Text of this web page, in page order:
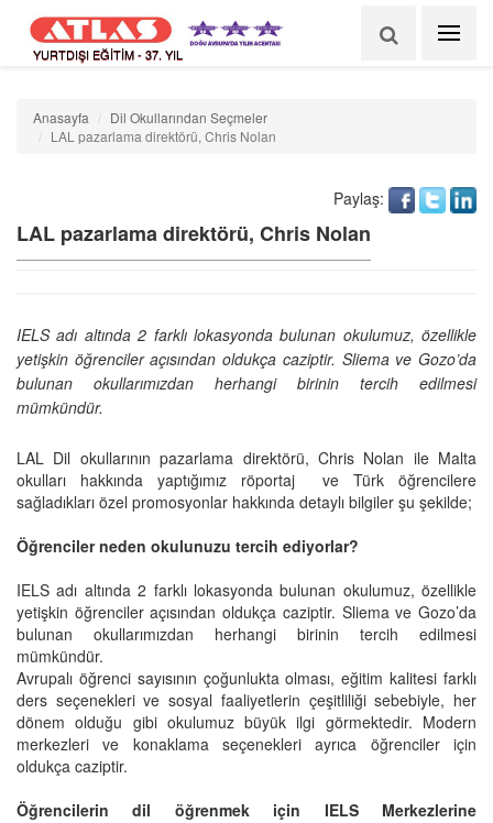
YURTDIŞI EĞİTİM - 37. YIL
Anasayfa
Dil Okullarından Seçmeler
LAL pazarlama direktörü, Chris Nolan
LAL pazarlama direktörü, Chris Nolan
Paylaş:
IELS adı altında 2 farklı lokasyonda bulunan okulumuz, özellikle
yetişkin öğrenciler açısından oldukça caziptir. Sliema ve Gozo’da
bulunan okullarımızdan herhangi birinin tercih edilmesi
mümkündür.
LAL Dil okullarının pazarlama direktörü, Chris Nolan ile Malta
okulları hakkında yaptığımız röportaj
ve Türk öğrencilere
sağladıkları özel promosyonlar hakkında detaylı bilgiler şu şekilde;
Öğrenciler neden okulunuzu tercih ediyorlar?
IELS adı altında 2 farklı lokasyonda bulunan okulumuz, özellikle
yetişkin öğrenciler açısından oldukça caziptir. Sliema ve Gozo’da
bulunan okullarımızdan herhangi birinin tercih edilmesi
mümkündür.
Avrupalı öğrenci sayısının çoğunlukta olması, eğitim kalitesi farklı
ders seçenekleri ve sosyal faaliyetlerin çeşitliliği sebebiyle, her
dönem olduğu gibi okulumuz büyük ilgi görmektedir. Modern
merkezleri ve konaklama seçenekleri ayrıca öğrenciler için
oldukça caziptir.
Öğrencilerin dil öğrenmek için IELS Merkezlerine